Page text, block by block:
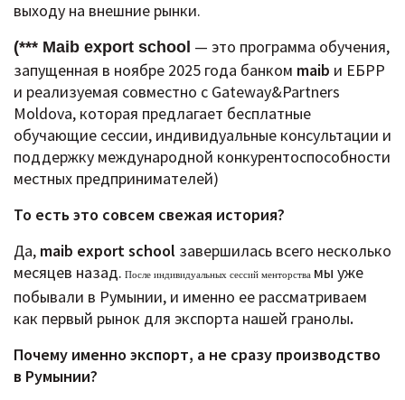
выходу на внешние рынки.
(*** Maib export school — это программа обучения,
запущенная в ноябре 2025 года банком maib и ЕБРР
и реализуемая совместно с Gateway&Partners
Moldova, которая предлагает бесплатные
обучающие сессии, индивидуальные консультации и
поддержку международной конкурентоспособности
местных предпринимателей)
То есть это совсем свежая история?
Да, maib export school завершилась всего несколько
месяцев назад. После индивидуальных сессий менторства мы уже
побывали в Румынии, и именно ее рассматриваем
как первый рынок для экспорта нашей гранолы.
Почему именно экспорт, а не сразу производство
в Румынии?